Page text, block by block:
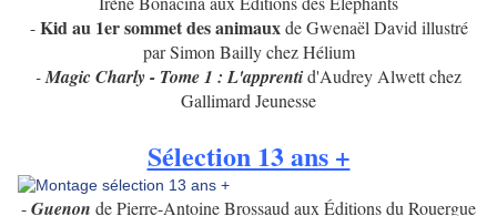
-Kid au 1er sommet des animauxde Gwenaël David illustré
par Simon Bailly chez Hélium
-Magic Charly - Tome 1 : L'apprentid'Audrey Alwett chez
Gallimard Jeunesse
Sélection 13 ans +
-Guenon de Pierre-Antoine Brossaud aux Éditions du Rouergue